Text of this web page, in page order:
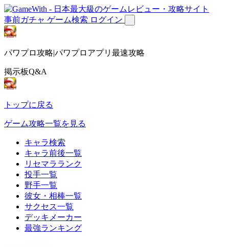
事前ガチャ ゲーム検索 ログイン
パワプロ攻略|パワプロアプリ最速攻略
掲示板Q&A
トップに戻る
ゲーム攻略一覧を見る
キャラ検索
キャラ前後一覧
リセマラランク
投手一覧
野手一覧
彼女・相棒一覧
サクセス一覧
デッキメーカー
最強ランキング